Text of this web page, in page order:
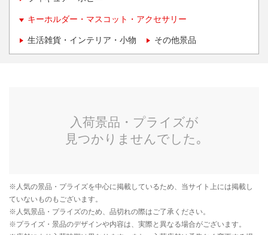
キーホルダー・マスコット・アクセサリー
生活雑貨・インテリア・小物 その他景品